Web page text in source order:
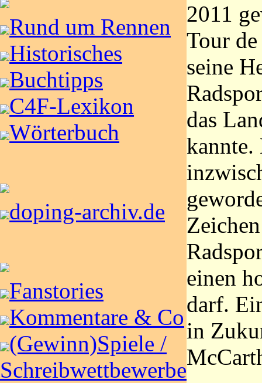
Rund um Rennen
Historisches
Buchtipps
C4F-Lexikon
Wörterbuch
doping-archiv.de
Fanstories
Kommentare & Co
(Gewinn)Spiele /
Schreibwettbewerbe
2011
Tour
seine
das
kannte.
einen
darf.
in